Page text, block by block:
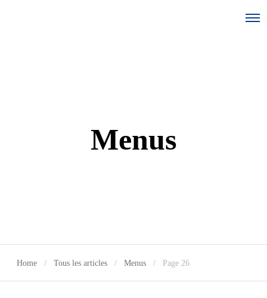
Menus
Home Tous les articles Menus Page 26